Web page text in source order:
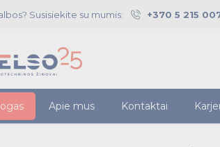
Susisiekite su mumis: +370 5 215
Apie mus Kontaktai